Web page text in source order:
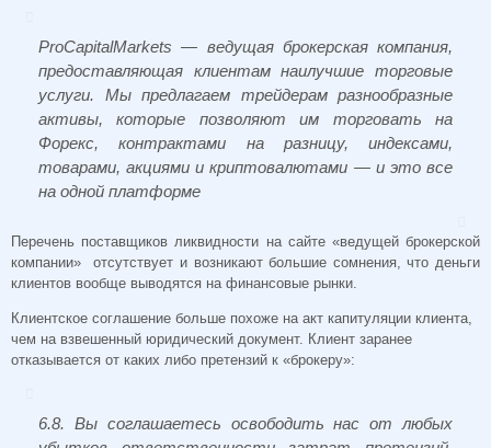
ProCapitalMarkets — ведущая брокерская компания,
предоставляющая клиентам наилучшие торговые
услуги. Мы предлагаем трейдерам разнообразные
активы, которые позволяют им торговать на
Форекс, контрактами на разницу, индексами,
товарами, акциями и криптовалютами — и это все
на одной платформе
Перечень поставщиков ликвидности на сайте «ведущей брокерской
компании» отсутствует и возникают большие сомнения, что деньги
клиентов вообще выводятся на финансовые рынки.
Клиентское соглашение больше похоже на акт капитуляции клиента,
чем на взвешенный юридический документ. Клиент заранее
отказывается от каких либо претензий к «брокеру»:
6.8. Вы соглашаетесь освободить нас от любых